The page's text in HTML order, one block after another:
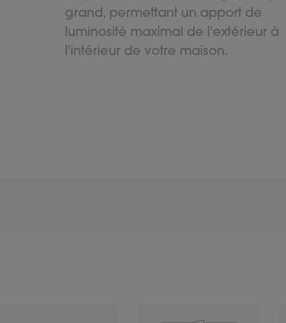
grand, permettant un apport de
luminosité maximal de l'extérieur à
l'intérieur de votre maison.